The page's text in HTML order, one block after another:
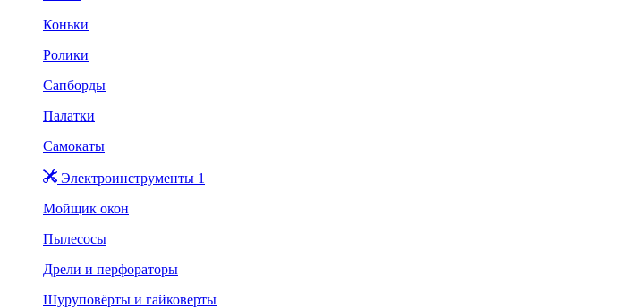
Коньки
Ролики
Сапборды
Палатки
Самокаты
Электроинструменты 1
Мойщик окон
Пылесосы
Дрели и перфораторы
Шуруповёрты и гайковерты